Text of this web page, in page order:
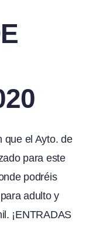
que el Ayto. de
para este
podréis
adulto y
¡ENTRADAS